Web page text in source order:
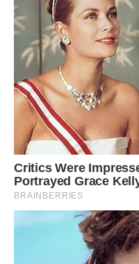
“У нас в базі даних
Я питаю:
– Якщо школа невірно
– Це дві різні бази
знімемо директора.
Дзвоню в школу.